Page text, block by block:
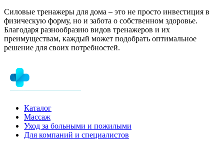
Силовые тренажеры для дома – это не просто инвестиция в
физическую форму, но и забота о собственном здоровье.
Благодаря разнообразию видов тренажеров и их
преимуществам, каждый может подобрать оптимальное
решение для своих потребностей.
Каталог
Массаж
Уход за больными и пожилыми
Для компаний и специалистов